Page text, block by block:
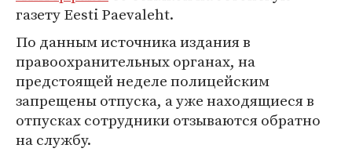
газету Eesti Paevaleht.
По данным источника издания в
правоохранительных органах, на
предстоящей неделе полицейским
запрещены отпуска, а уже находящиеся в
отпусках сотрудники отзываются обратно
на службу.